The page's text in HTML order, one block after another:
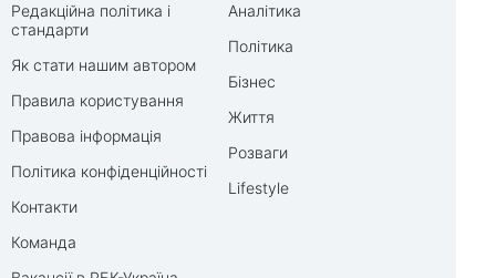
Редакційна політика і
стандарти
Як стати нашим автором
Правила користування
Правова інформація
Політика конфіденційності
Контакти
Команда
Аналітика
Політика
Бізнес
Життя
Розваги
Lifestyle